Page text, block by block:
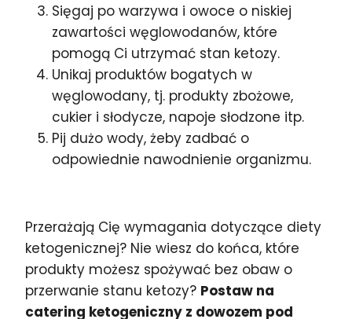
Sięgaj po warzywa i owoce o niskiej
zawartości węglowodanów, które
pomogą Ci utrzymać stan ketozy.
Unikaj produktów bogatych w
węglowodany, tj. produkty zbożowe,
cukier i słodycze, napoje słodzone itp.
Pij dużo wody, żeby zadbać o
odpowiednie nawodnienie organizmu.
Przerażają Cię wymagania dotyczące diety
ketogenicznej? Nie wiesz do końca, które
produkty możesz spożywać bez obaw o
przerwanie stanu ketozy? Postaw na
catering ketogeniczny z dowozem pod